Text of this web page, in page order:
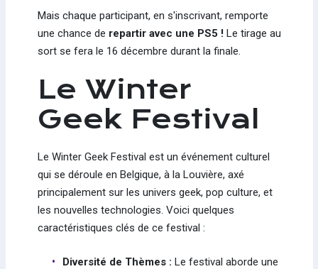
Mais chaque participant, en s'inscrivant, remporte
une chance de repartir avec une PS5 ! Le tirage au
sort se fera le 16 décembre durant la finale.
Le Winter
Geek Festival
Le Winter Geek Festival est un événement culturel
qui se déroule en Belgique, à la Louvière, axé
principalement sur les univers geek, pop culture, et
les nouvelles technologies. Voici quelques
caractéristiques clés de ce festival :
Diversité de Thèmes : Le festival aborde une